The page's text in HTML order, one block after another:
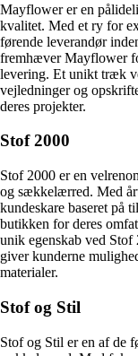
Mayflower er en
kvalitet. Med et ry for
førende leverandør
fremhæver Mayflower
levering. Et unikt træk
vejledninger og
deres projekter.
Stof 2000
Stof 2000 er en
og sækkelærred. Med
kundeskare baseret på
butikken for deres
unik egenskab ved Stof
giver kunderne
materialer.
Stof og Stil
Stof og Stil er en af de